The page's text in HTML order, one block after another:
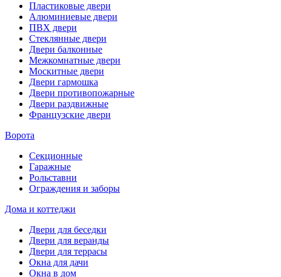
Пластиковые двери
Алюминиевые двери
ПВХ двери
Стеклянные двери
Двери балконные
Межкомнатные двери
Москитные двери
Двери гармошка
Двери противопожарные
Двери раздвижные
Французские двери
Ворота
Секционные
Гаражные
Рольставни
Ограждения и заборы
Дома и коттеджи
Двери для беседки
Двери для веранды
Двери для террасы
Окна для дачи
Окна в дом